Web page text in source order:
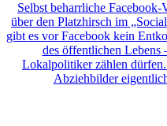
Selbst beharrliche
über den Platzhirsch im
gibt es vor Facebook kein
des öffentlichen
Lokalpolitiker zählen
Abziehbilder